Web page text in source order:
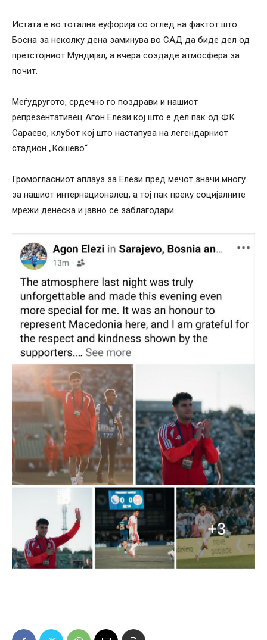
Истата е во тотална еуфорија со оглед на фактот што
Босна за неколку дена заминува во САД да биде дел од
претстојниот Мундијал, а вчера создаде атмосфера за
почит.
Меѓудругото, срдечно го поздрави и нашиот
репрезентативец Агон Елези кој што е дел пак од ФК
Сараево, клубот кој што настапува на легендарниот
стадион „Кошево“.
Громогласниот аплауз за Елези пред мечот значи многу
за нашиот интернационалец, а тој пак преку социјалните
мрежи денеска и јавно се заблагодари.